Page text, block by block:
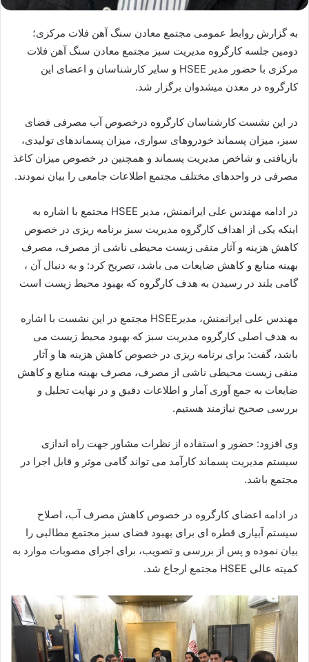
به گزارش روابط عمومی مجتمع معادن سنگ آهن فلات مرکزی؛
دومین جلسه کارگروه مدیریت سبز مجتمع معادن سنگ آهن فلات
مرکزی با حضور مدیر HSEE و سایر کارشناسان و اعضای این
کارگروه در معدن میشدوان برگزار شد.
در این نشست کارشناسان کارگروه درخصوص آب مصرفی فضای
سبز، میزان پسماند خودروهای سواری، میزان پسماندهای تولیدی،
بازیافتی و شاخص مدیریت پسماند و همچنین در خصوص میزان کاغذ
مصرفی در واحدهای مختلف مجتمع اطلاعات جامعی را بیان نمودند.
در ادامه مهندس علی ایرانمنش، مدیر HSEE مجتمع با اشاره به
اینکه یکی از اهداف کارگروه مدیریت سبز برنامه ریزی در خصوص
کاهش هزینه و آثار منفی زیست محیطی ناشی از مصرف، مصرف
بهینه منابع و کاهش ضایعات می باشد، تصریح کرد: و به دنبال آن ،
گامی بلند در رسیدن به هدف کارگروه که بهبود محیط زیست است
مهندس علی ایرانمنش، مدیرHSEE مجتمع در این نشست با اشاره
به هدف اصلی کارگروه مدیریت سبز که بهبود محیط زیست می
باشد، گفت: برای برنامه ریزی در خصوص کاهش هزینه ها و آثار
منفی زیست محیطی ناشی از مصرف، مصرف بهینه منابع و کاهش
ضایعات به جمع آوری آمار و اطلاعات دقیق و در نهایت تحلیل و
بررسی صحیح نیازمند هستیم.
وی افزود: حضور و استفاده از نظرات مشاور جهت راه اندازی
سیستم مدیریت پسماند کارآمد می تواند گامی موثر و قابل اجرا در
مجتمع باشد.
در ادامه اعضای کارگروه در خصوص کاهش مصرف آب، اصلاح
سیستم آبیاری قطره ای برای بهبود فضای سبز مجتمع مطالبی را
بیان نموده و پس از بررسی و تصویب، برای اجرای مصوبات موارد به
کمیته عالی HSEE مجتمع ارجاع شد.